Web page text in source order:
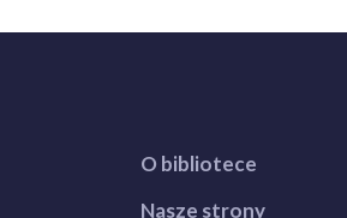
O bibliotece
Nasze strony